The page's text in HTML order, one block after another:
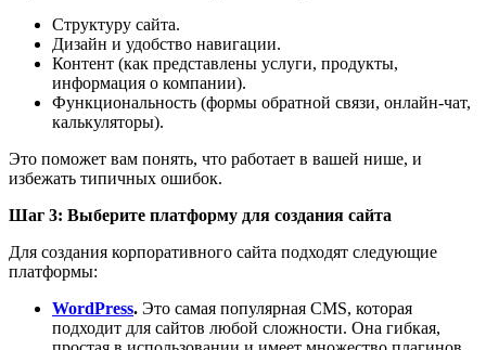
Структуру сайта.
Дизайн и удобство навигации.
Контент (как представлены услуги, продукты,
информация о компании).
Функциональность (формы обратной связи, онлайн-чат,
калькуляторы).
Это поможет вам понять, что работает в вашей нише, и
избежать типичных ошибок.
Шаг 3: Выберите платформу для создания сайта
Для создания корпоративного сайта подходят следующие
платформы:
WordPress. Это самая популярная CMS, которая
подходит для сайтов любой сложности. Она гибкая,